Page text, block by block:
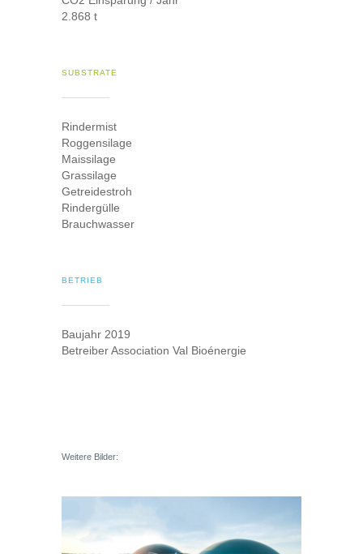
2.868 t
SUBSTRATE
Rindermist
Roggensilage
Maissilage
Grassilage
Getreidestroh
Rindergülle
Brauchwasser
BETRIEB
Baujahr 2019
Betreiber Association Val Bioénergie
Weitere Bilder: